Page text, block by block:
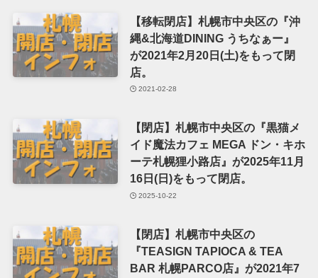
【移転閉店】札幌市中央区の『沖
縄&北海道DINING うちなぁー』
が2021年2月20日(土)をもって閉
店。
2021-02-28
【閉店】札幌市中央区の『黒猫メ
イド魔法カフェ MEGA ドン・キホ
ーテ札幌狸小路店』が2025年11月
16日(日)をもって閉店。
2025-10-22
【閉店】札幌市中央区の
『TEASIGN TAPIOCA & TEA
BAR 札幌PARCO店』が2021年7